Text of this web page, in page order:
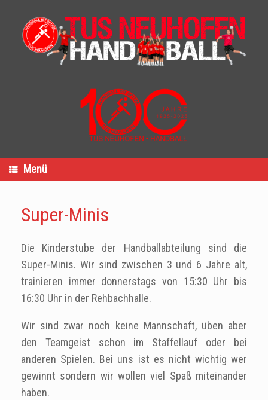
springen
Menü
Super-Minis
Die Kinderstube der Handballabteilung sind die
Super-Minis. Wir sind zwischen 3 und 6 Jahre alt,
trainieren immer donnerstags von 15:30 Uhr bis
16:30 Uhr in der Rehbachhalle.
Wir sind zwar noch keine Mannschaft, üben aber
den Teamgeist schon im Staffellauf oder bei
anderen Spielen. Bei uns ist es nicht wichtig wer
gewinnt sondern wir wollen viel Spaß miteinander
haben.